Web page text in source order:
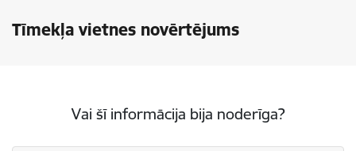
Tīmekļa vietnes novērtējums
Vai šī informācija bija noderīga?